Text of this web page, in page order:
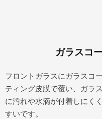
ガラスコ
フロントガラスにガラスコ
ティング皮膜で覆い、ガラ
に汚れや水滴が付着しにく
すいです。